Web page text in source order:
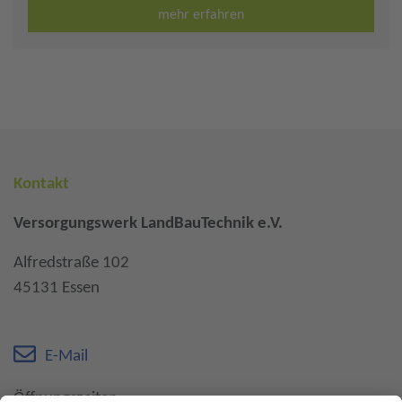
mehr erfahren
Kontakt
Versorgungswerk LandBauTechnik e.V.
Alfredstraße 102
45131 Essen
E-Mail
Öffnungszeiten: